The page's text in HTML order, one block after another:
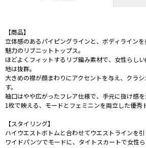
【商品】
立体感のあるパイピングラインと、ボディライン
魅力のリブニットトップス。
ほどよくフィットするリブ編み素材で、女性らし
地は抜群。
大きめの襟が顔まわりにアクセントを与え、クラ
す。
袖口はやや広がったフレア仕様で、手元に抜け感を
1枚で映える、モードとフェミニンを両立した優秀
【スタイリング】
ハイウエストボトムと合わせてウエストラインを
ワイドパンツでモードに、タイトスカートで女性